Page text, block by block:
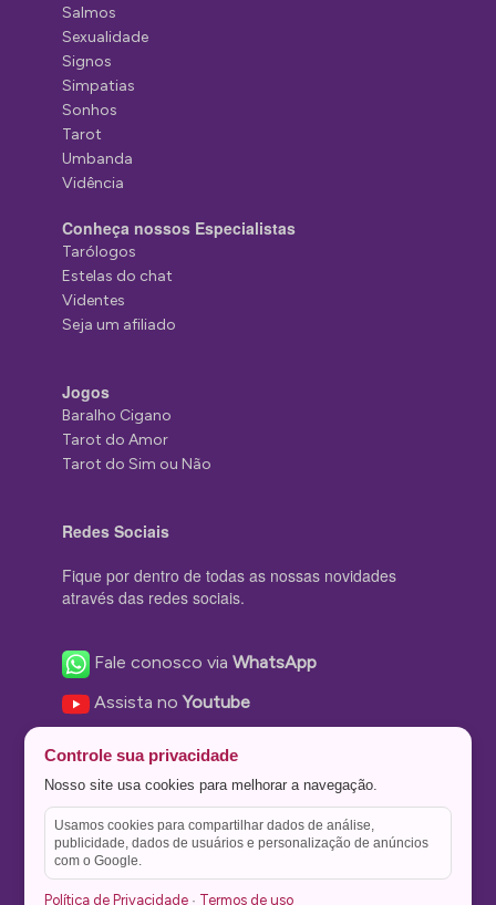
Salmos
Sexualidade
Signos
Simpatias
Sonhos
Tarot
Umbanda
Vidência
Conheça nossos Especialistas
Tarólogos
Estelas do chat
Videntes
Seja um afiliado
Jogos
Baralho Cigano
Tarot do Amor
Tarot do Sim ou Não
Redes Sociais
Fique por dentro de todas as nossas novidades
através das redes sociais.
Fale conosco viaWhatsApp
Assista noYoutube
Nos siga no Instagram
Nos siga noTwitter
Salve no
Controle sua privacidade
Nosso site usa cookies para melhorar a navegação.
Usamos cookies para compartilhar dados de análise,
publicidade, dados de usuários e personalização de anúncios
com o Google.
Política de Privacidade · Termos de uso